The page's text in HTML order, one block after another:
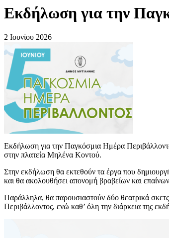
Εκδήλωση για την
2 Ιουνίου 2026
Εκδήλωση για την Παγκόσμια Ημέρα
στην πλατεία Μηλένα Κοντού.
Στην εκδήλωση θα εκτεθούν τα έργα που
και θα ακολουθήσει απονομή βραβείων και
Παράλληλα, θα παρουσιαστούν δύο θεατρικά
Περιβάλλοντος, ενώ καθ’ όλη την διάρκεια της